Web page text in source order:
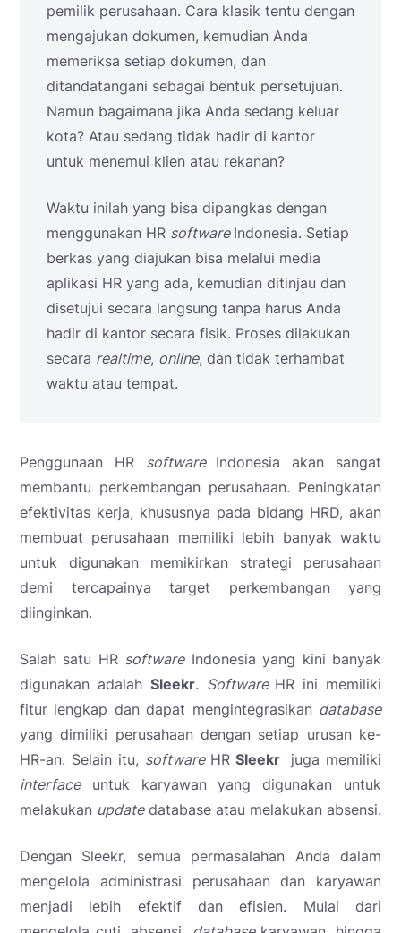
pemilik perusahaan. Cara klasik tentu dengan
mengajukan dokumen, kemudian Anda
memeriksa setiap dokumen, dan
ditandatangani sebagai bentuk persetujuan.
Namun bagaimana jika Anda sedang keluar
kota? Atau sedang tidak hadir di kantor
untuk menemui klien atau rekanan?
Waktu inilah yang bisa dipangkas dengan
menggunakan HR software Indonesia. Setiap
berkas yang diajukan bisa melalui media
aplikasi HR yang ada, kemudian ditinjau dan
disetujui secara langsung tanpa harus Anda
hadir di kantor secara fisik. Proses dilakukan
secara realtime, online, dan tidak terhambat
waktu atau tempat.
Penggunaan HR software Indonesia akan sangat
membantu perkembangan perusahaan. Peningkatan
efektivitas kerja, khususnya pada bidang HRD, akan
membuat perusahaan memiliki lebih banyak waktu
untuk digunakan memikirkan strategi perusahaan
demi tercapainya target perkembangan yang
diinginkan.
Salah satu HR softwareIndonesia yang kini banyak
digunakan adalah Sleekr. Software HR ini memiliki
fitur lengkap dan dapat mengintegrasikan database
yang dimiliki perusahaan dengan setiap urusan ke-
HR-an. Selain itu, software HRSleekr
juga memiliki
interfaceuntuk karyawan yang digunakan untuk
melakukan updatedatabase atau melakukan absensi.
Dengan Sleekr, semua permasalahan Anda dalam
mengelola administrasi perusahaan dan karyawan
menjadi lebih efektif dan efisien. Mulai dari